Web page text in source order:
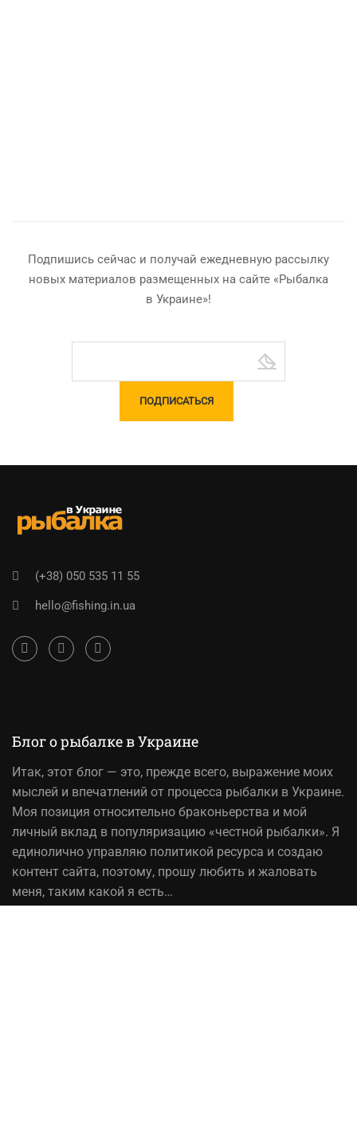
Подпишись сейчас и получай ежедневную рассылку
новых материалов размещенных на сайте «Рыбалка
в Украине»!
(+38) 050 535 11 55
hello@fishing.in.ua
Блог о рыбалке в Украине
Итак, этот блог — это, прежде всего, выражение моих
мыслей и впечатлений от процесса рыбалки в Украине.
Моя позиция относительно браконьерства и мой
личный вклад в популяризацию «честной рыбалки». Я
единолично управляю политикой ресурса и создаю
контент сайта, поэтому, прошу любить и жаловать
меня, таким какой я есть…